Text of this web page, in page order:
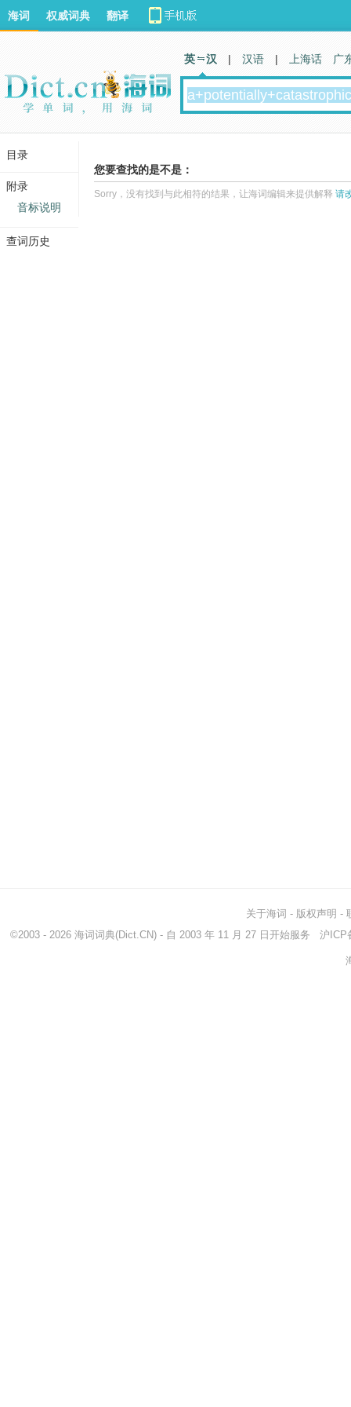
您要查找的是不是：
Sorry，没有找到与此相符的结果，让海词编辑来提供解释 请
海词 权威词典 翻译
英 汉 | 汉语 | 上海话 广
关于海词 - 版权声明 -
©2003 - 2026 海词词典(Dict.CN) - 自 2003 年 11 月 27 日开始服务 沪ICP
目录
附录
音标说明
查词历史